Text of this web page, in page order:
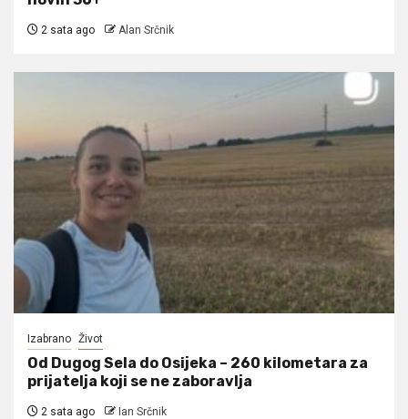
2 sata ago Alan Srčnik
Izabrano Život
Od Dugog Sela do Osijeka – 260 kilometara za
prijatelja koji se ne zaboravlja
2 sata ago Ian Srčnik